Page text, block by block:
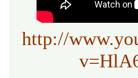
http://